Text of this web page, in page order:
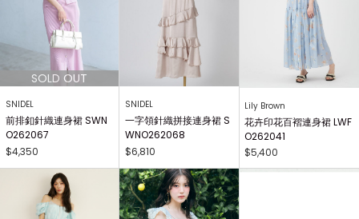
SNIDEL
前排釦針織連身裙 SWN
O262067
$4,350
SNIDEL
一字領針織拼接連身裙 S
WNO262068
$6,810
Lily Brown
花卉印花百褶連身裙 LWF
O262041
$5,400